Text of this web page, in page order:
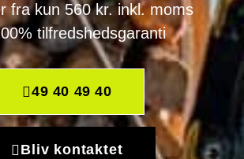
fra kun 560 kr. inkl. moms
tilfredshedsgaranti
49 40 49 40
Bliv kontaktet